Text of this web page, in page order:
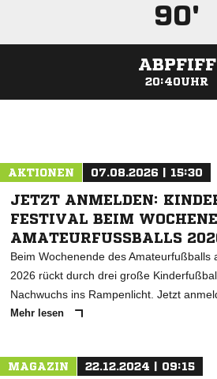
90'
ABPFIFF
20:40UHR
AKTIONEN 07.08.2026 | 15:30
JETZT ANMELDEN:
ESTIVAL BEIM
MATEURFUSSBALLS 2026
Beim Wochenende des Amateurfußballs
2026 rückt durch drei große
Nachwuchs ins Rampenlicht. Jetzt
Mehr lesen
MAGAZIN 22.12.2024 | 09:15